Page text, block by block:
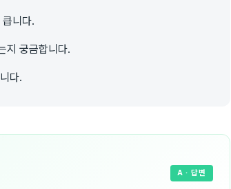
니다.
지 궁금합니다.
다.
A · 답변